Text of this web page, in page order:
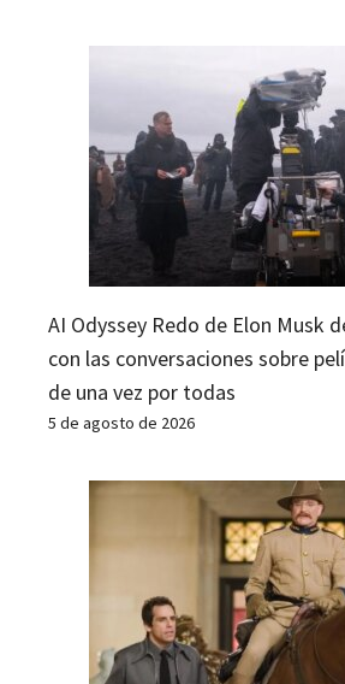
AI Odyssey Redo de Elon Musk
con las conversaciones sobre
de una vez por todas
5 de agosto de 2026